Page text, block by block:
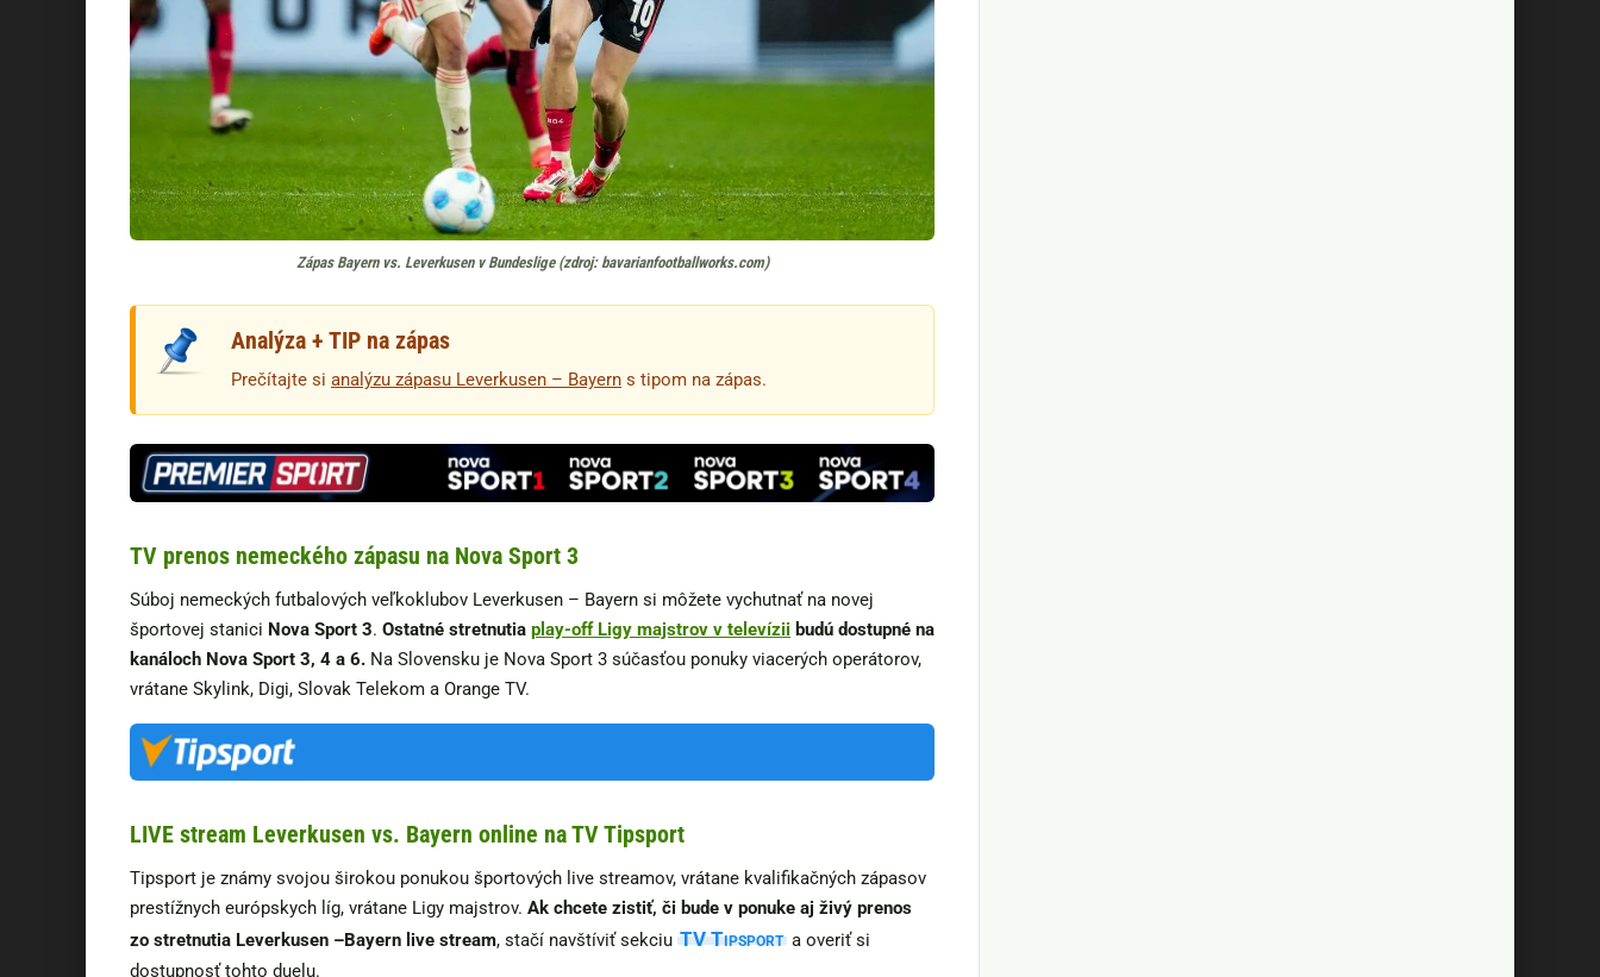
Zápas Bayern vs. Leverkusen v Bundeslige (zdroj: bavarianfootballworks.com)
Analýza + TIP na zápas
Prečítajte si analýzu zápasu Leverkusen – Bayern s tipom na zápas.
TV prenos nemeckého zápasu na Nova Sport 3
Súboj nemeckých futbalových veľkoklubov Leverkusen – Bayern si môžete vychutnať na novej
športovej stanici Nova Sport 3. Ostatné stretnutia play-off Ligy majstrov v televízii budú dostupné na
kanáloch Nova Sport 3, 4 a 6. Na Slovensku je Nova Sport 3 súčasťou ponuky viacerých operátorov,
vrátane Skylink, Digi, Slovak Telekom a Orange TV.
LIVE stream Leverkusen vs. Bayern online na TV Tipsport
Tipsport je známy svojou širokou ponukou športových live streamov, vrátane kvalifikačných zápasov
prestížnych európskych líg, vrátane Ligy majstrov. Ak chcete zistiť, či bude v ponuke aj živý prenos
zo stretnutia Leverkusen –Bayern live stream, stačí navštíviť sekciu TV Tipsporta overiť si
dostupnosť tohto duelu.